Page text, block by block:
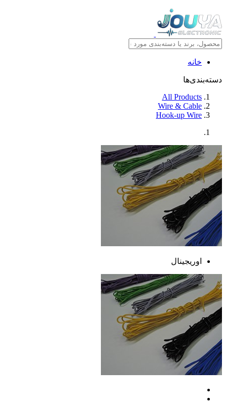
خانه
دسته‌بندی‌ها
All Products
Wire & Cable
Hook-up Wire
اوریجینال